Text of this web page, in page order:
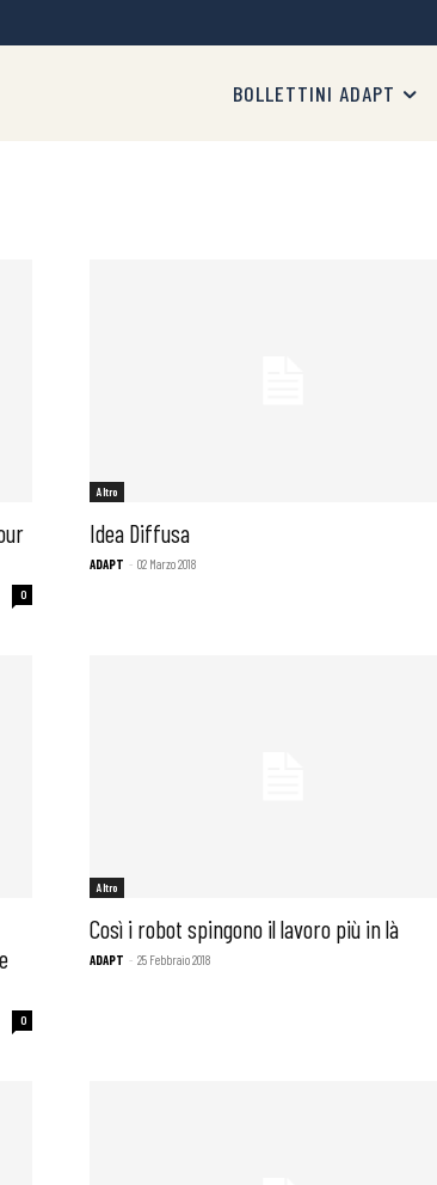
BOLLETTINI ADAPT
0
Altro
Idea Diffusa
ADAPT - 02 Marzo 2018
0
Altro
Così i robot spingono il lavoro più in là
ADAPT - 25 Febbraio 2018